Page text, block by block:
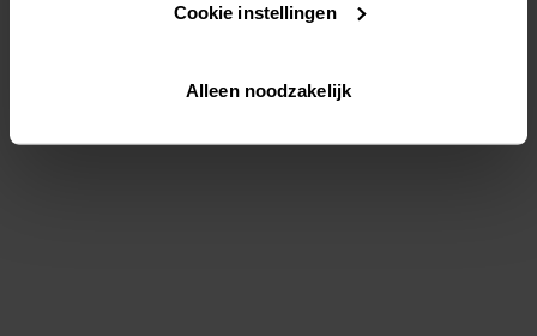
Lees hier meer over in onsprivacybeleid
Via "Cookie instellingen" kun je ook zelf instellen welke
Cookie instellingen
Alleen noodzakelijk